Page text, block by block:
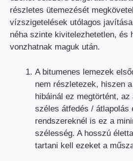
részletes ütemezését
vízszigetelések utólagos
néha szinte kivitelezhetetlen, és
vonzhatnak maguk után.
A bitumenes lemezek
nem részletezek, hiszen
hibáinál ez megtörtént,
széles átfedés / átlapolás
rendszereknél is ez a
szélesség. A hosszú
tartani kell ezeket a